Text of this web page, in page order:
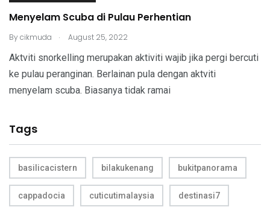
Menyelam Scuba di Pulau Perhentian
Bycikmuda . August 25, 2022
Aktviti snorkelling merupakan aktiviti wajib jika pergi bercuti
ke pulau peranginan. Berlainan pula dengan aktviti
menyelam scuba. Biasanya tidak ramai
Tags
basilicacistern bilakukenang bukitpanorama
cappadocia cuticutimalaysia destinasi7